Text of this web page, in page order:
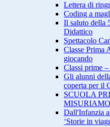
Lettera di
Coding a
Il saluto della
Didattico
Spettacolo
Classe Prima
giocando
Classi prime
Gli alunni
coperta per il
SCUOLA
Dall'Infanzia
‘Storie in